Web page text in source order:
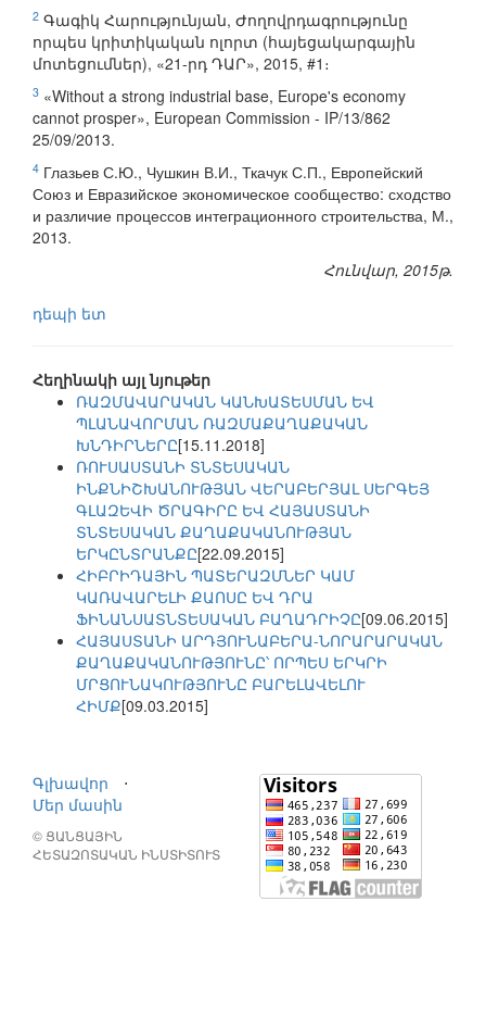
2 Գագիկ Հարությունյան, Ժողովրդագրությունը
որպես կրիտիկական ոլորտ (հայեցակարգային
մոտեցումներ), «21-րդ ԴԱՐ», 2015, #1։
3 «Without a strong industrial base, Europe's economy
cannot prosper», European Commission - IP/13/862
25/09/2013.
4 Глазьев С.Ю., Чушкин В.И., Ткачук С.П., Европейский
Союз и Евразийское экономическое сообщество: сходство
и различие процессов интеграционного строительства, М.,
2013.
Հունվար, 2015թ.
դեպի ետ
Հեղինակի այլ նյութեր
ՌԱԶՄԱՎԱՐԱԿԱՆ ԿԱՆԽԱՏԵՍՄԱՆ ԵՎ
ՊԼԱՆԱՎՈՐՄԱՆ ՌԱԶՄԱՔԱՂԱՔԱԿԱՆ
ԽՆԴԻՐՆԵՐԸ[15.11.2018]
ՌՈՒՍԱՍՏԱՆԻ ՏՆՏԵՍԱԿԱՆ
ԻՆՔՆԻՇԽԱՆՈՒԹՅԱՆ ՎԵՐԱԲԵՐՅԱԼ ՍԵՐԳԵՅ
ԳԼԱԶԵՎԻ ԾՐԱԳԻՐԸ ԵՎ ՀԱՅԱՍՏԱՆԻ
ՏՆՏԵՍԱԿԱՆ ՔԱՂԱՔԱԿԱՆՈՒԹՅԱՆ
ԵՐԿԸՆՏՐԱՆՔԸ[22.09.2015]
ՀԻԲՐԻԴԱՅԻՆ ՊԱՏԵՐԱԶՄՆԵՐ ԿԱՄ
ԿԱՌԱՎԱՐԵԼԻ ՔԱՈՍԸ ԵՎ ԴՐԱ
ՖԻՆԱՆՍԱՏՆՏԵՍԱԿԱՆ ԲԱՂԱԴՐԻՉԸ[09.06.2015]
ՀԱՅԱՍՏԱՆԻ ԱՐԴՅՈՒՆԱԲԵՐԱ-ՆՈՐԱՐԱՐԱԿԱՆ
ՔԱՂԱՔԱԿԱՆՈՒԹՅՈՒՆԸ՝ ՈՐՊԵՍ ԵՐԿՐԻ
ՄՐՑՈՒՆԱԿՈՒԹՅՈՒՆԸ ԲԱՐԵԼԱՎԵԼՈՒ
ՀԻՄՔ[09.03.2015]
Գլխավոր
⋅
Մեր մասին
© ՑԱՆՑԱՅԻՆ
ՀԵՏԱԶՈՏԱԿԱՆ ԻՆՍՏԻՏՈՒՏ